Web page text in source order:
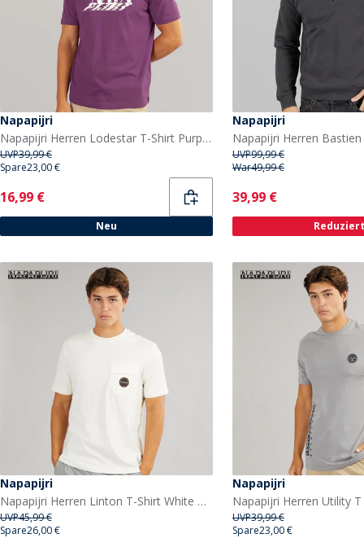
Napapijri
Napapijri Herren Lodestar T-Shirt Purple Pass
UVP39,99 €
Spare23,00 €
Current
16,99 €
Neu
Napapijri
UVP99,99 €
War49,99 €
Current
39,99 €
Reduziert
Napapijri
Napapijri Herren Linton T-Shirt White Whisper
UVP45,99 €
Spare26,00 €
Napapijri
Napapijri Herren Utility T
UVP39,99 €
Spare23,00 €